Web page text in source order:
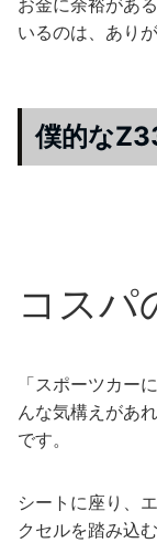
お金に余裕があ
いるのは、あり
僕的な
コスパ
「スポーツカー
んな気構えがあ
です。
シートに座り、
クセルを踏み込む